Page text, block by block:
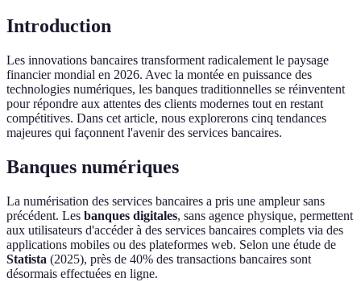
Introduction
Les innovations bancaires transforment radicalement le paysage
financier mondial en 2026. Avec la montée en puissance des
technologies numériques, les banques traditionnelles se réinventent
pour répondre aux attentes des clients modernes tout en restant
compétitives. Dans cet article, nous explorerons cinq tendances
majeures qui façonnent l'avenir des services bancaires.
Banques numériques
La numérisation des services bancaires a pris une ampleur sans
précédent. Les banques digitales, sans agence physique, permettent
aux utilisateurs d'accéder à des services bancaires complets via des
applications mobiles ou des plateformes web. Selon une étude de
Statista (2025), près de 40% des transactions bancaires sont
désormais effectuées en ligne.